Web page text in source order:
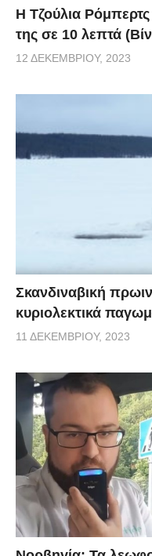
Η Τζούλια
της σε 10 λεπτά
12 ΔΕΚΕΜΒΡΊΟΥ, 2023
Σκανδιναβική
κυριολεκτικά
11 ΔΕΚΕΜΒΡΊΟΥ, 2023